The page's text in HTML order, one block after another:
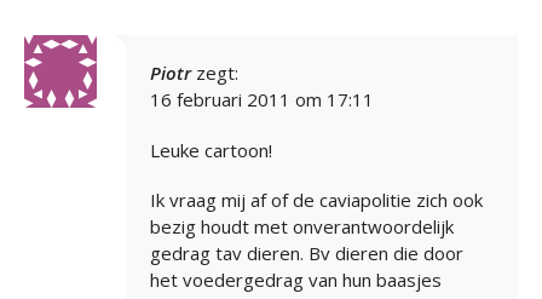
Piotr zegt:
16 februari 2011 om 17:11
Leuke cartoon!
Ik vraag mij af of de caviapolitie zich ook
bezig houdt met onverantwoordelijk
gedrag tav dieren. Bv dieren die door
het voedergedrag van hun baasjes